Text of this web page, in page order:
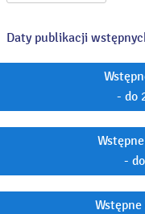
Daty publikacji
- do
-